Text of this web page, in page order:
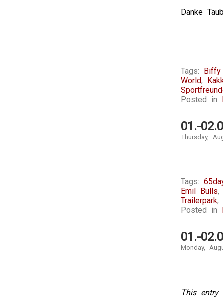
Danke
Tags: Biffy
World,
Posted in
01.-
Thursday,
Tags:
Emil Bulls,
Trailerpark,
Posted in
01.-
Monday,
This entry